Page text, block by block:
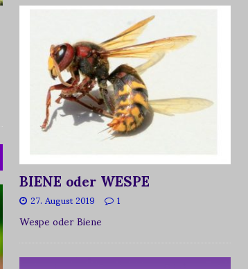
BIENE oder WESPE
27. August 2019 1
Wespe oder Biene